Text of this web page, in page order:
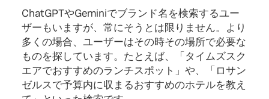
ChatGPTやGeminiでブランド名を検索するユー
ザーもいますが、常にそうとは限りません。より
多くの場合、ユーザーはその時その場所で必要な
ものを探しています。たとえば、「タイムズスク
エアでおすすめのランチスポット」や、「ロサン
ゼルスで予算内に収まるおすすめのホテルを教え